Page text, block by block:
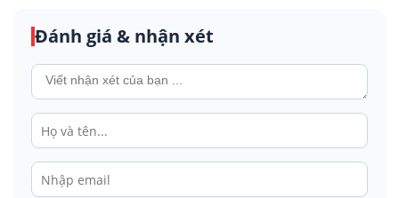
Đánh giá & nhận xét